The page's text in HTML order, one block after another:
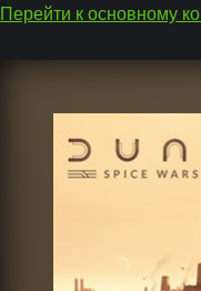
Перейти к основному